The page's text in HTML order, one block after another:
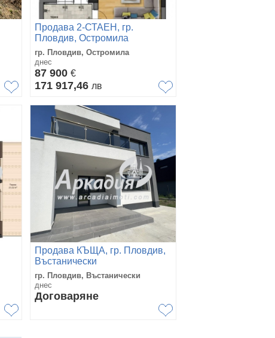
Продава 2-СТАЕН, гр.
Пловдив, Остромила
гр. Пловдив, Остромила
днес
87 900 €
171 917,46 лв
Продава КЪЩА, гр. Пловдив,
Въстанически
гр. Пловдив, Въстанически
днес
Договаряне